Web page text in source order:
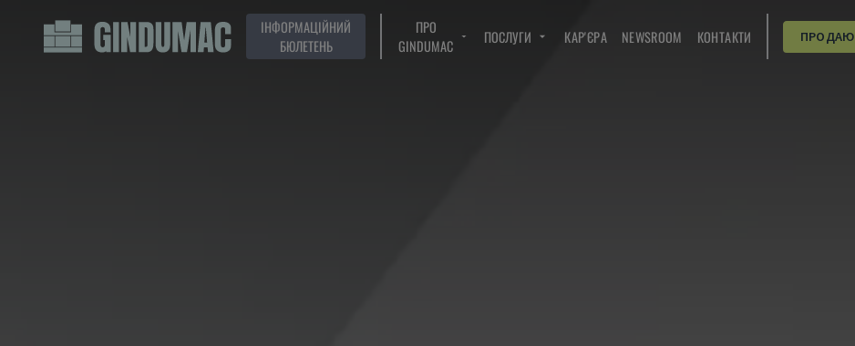
ІНФОРМАЦІЙНИЙ
БЮЛЕТЕНЬ
ПРО
GINDUMAC
ПОСЛУГИ КАР'ЄРА NEWSROOM КОНТАКТИ ПРОДАЮ